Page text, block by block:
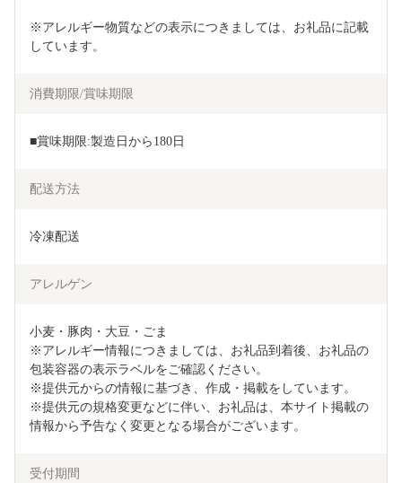
※アレルギー物質などの表示につきましては、お礼品に記載
しています。
消費期限/賞味期限
■賞味期限:製造日から180日
配送方法
冷凍配送
アレルゲン
小麦・豚肉・大豆・ごま
※アレルギー情報につきましては、お礼品到着後、お礼品の
包装容器の表示ラベルをご確認ください。
※提供元からの情報に基づき、作成・掲載をしています。
※提供元の規格変更などに伴い、お礼品は、本サイト掲載の
情報から予告なく変更となる場合がございます。
受付期間